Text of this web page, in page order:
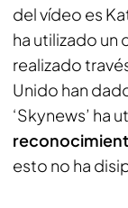
del vídeo es
ha utilizado un
realizado
Unido han
‘Skynews’ ha
esto no ha